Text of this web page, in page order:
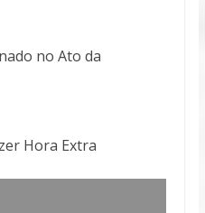
no Ato da
Hora Extra